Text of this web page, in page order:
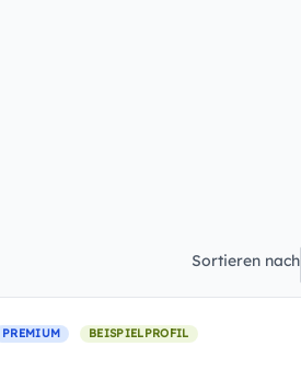
Sortieren nach
PREMIUM BEISPIELPROFIL